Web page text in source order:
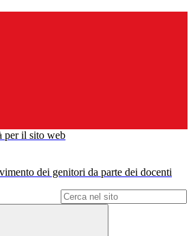
per il sito web
dei genitori da parte dei docenti